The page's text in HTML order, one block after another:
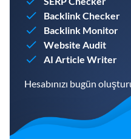
Backlink Checker
Backlink Monitor
Website Audit
AI Article Writer
Hesabınızı bugün